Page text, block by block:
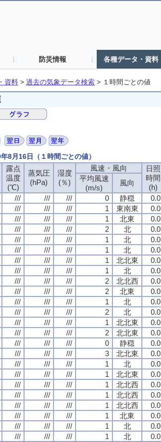
防災情報 各種データ・資料
資料 > 過去の気象データ検索 > １時間ごとの値
8月16日（１時間ごとの値）
露点
温度
(℃)
蒸気圧
(hPa)
湿度
(％)
風速・風向
日照
時間
(h)
平均風速
(m/s)
風向
/// /// /// 0 静穏 0.0
/// /// /// 1 東南東 0.0
/// /// /// 1 北東 0.0
/// /// /// 2 北 0.0
/// /// /// 1 北 0.0
/// /// /// 1 北 0.0
/// /// /// 1 北北東 0.0
/// /// /// 1 北 0.0
/// /// /// 2 北北西 0.0
/// /// /// 2 北東 0.0
/// /// /// 1 北 0.0
/// /// /// 2 北 0.0
/// /// /// 1 北北東 0.0
/// /// /// 2 北北東 0.0
/// /// /// 0 静穏 0.0
/// /// /// 3 北北東 0.0
/// /// /// 1 北 0.0
/// /// /// 1 北北東 0.0
/// /// /// 1 北北西 0.0
/// /// /// 1 北北西 0.0
/// /// /// 1 北北西 0.0
/// /// /// 1 北東 0.0
/// /// /// 1 北 0.0
/// /// /// 1 北 0.0